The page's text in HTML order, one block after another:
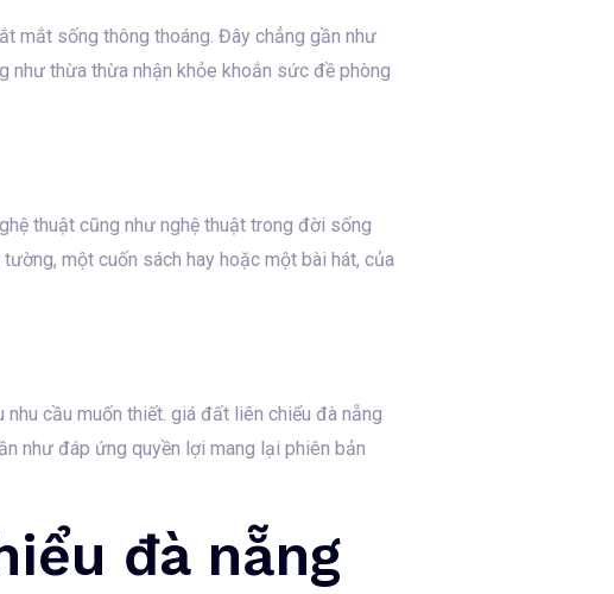
mắt sống thông thoáng. Đây chẳng gần như
như thừa thừa nhận khỏe khoắn sức đề phòng
thuật cũng như nghệ thuật trong đời sống
một cuốn sách hay hoặc một bài hát, của
cầu muốn thiết. giá đất liên chiểu đà nẵng
như đáp ứng quyền lợi mang lại phiên bản
đà nẵng